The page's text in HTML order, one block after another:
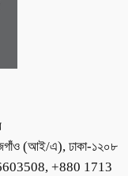
(আই/এ), ঢাকা-১২০৮
+880 1713